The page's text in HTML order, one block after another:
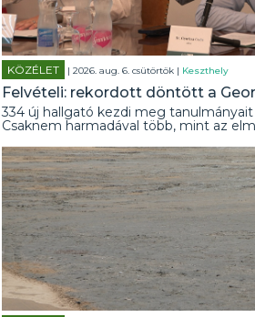
KÖZÉLET | 2026. aug. 6. csütörtök | Keszthely
Felvételi: rekordott döntött a
334 új hallgató kezdi meg
Csaknem harmadával több, mint az